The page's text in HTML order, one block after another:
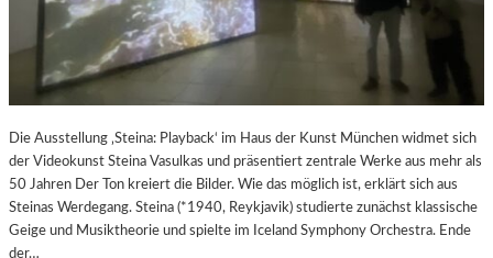
Die Ausstellung ‚Steina: Playback‘ im Haus der Kunst München widmet sich
der Videokunst Steina Vasulkas und präsentiert zentrale Werke aus mehr als
50 Jahren Der Ton kreiert die Bilder. Wie das möglich ist, erklärt sich aus
Steinas Werdegang. Steina (*1940, Reykjavik) studierte zunächst klassische
Geige und Musiktheorie und spielte im Iceland Symphony Orchestra. Ende
der…